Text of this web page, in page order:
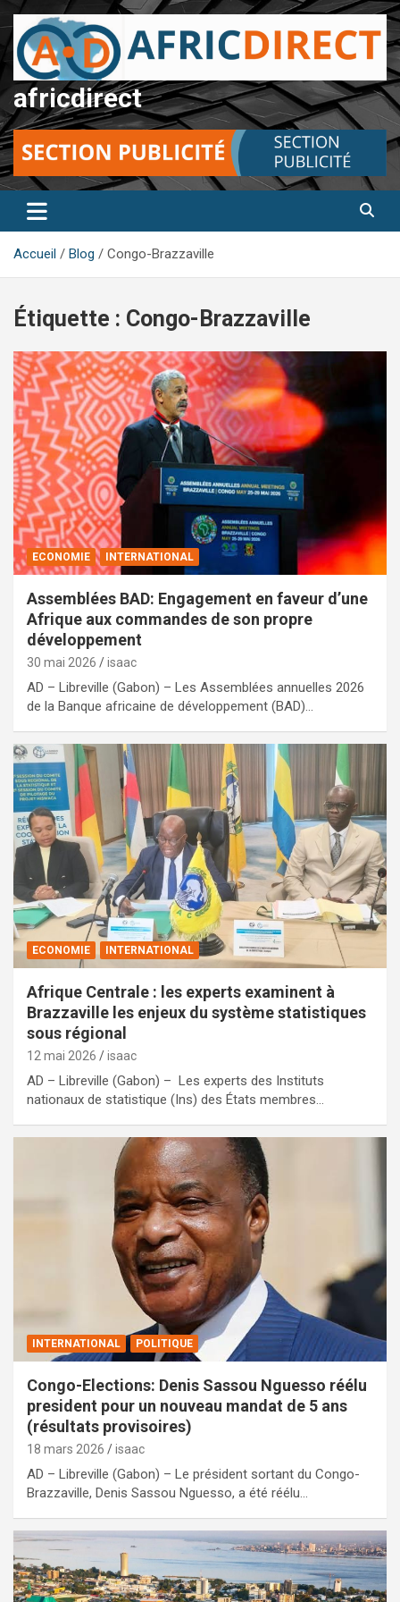
Aller
au
contenu
africdirect
Accueil Blog Congo-Brazzaville
Étiquette : Congo-Brazzaville
ECONOMIE INTERNATIONAL
Assemblées BAD: Engagement en faveur d’une
Afrique aux commandes de son propre
développement
30 mai 2026 isaac
AD – Libreville (Gabon) – Les Assemblées annuelles 2026
de la Banque africaine de développement (BAD)…
ECONOMIE INTERNATIONAL
Afrique Centrale : les experts examinent à
Brazzaville les enjeux du système statistiques
sous régional
12 mai 2026 isaac
AD – Libreville (Gabon) – Les experts des Instituts
nationaux de statistique (Ins) des États membres…
INTERNATIONAL POLITIQUE
Congo-Elections: Denis Sassou Nguesso réélu
president pour un nouveau mandat de 5 ans
(résultats provisoires)
18 mars 2026 isaac
AD – Libreville (Gabon) – Le président sortant du Congo-
Brazzaville, Denis Sassou Nguesso, a été réélu…